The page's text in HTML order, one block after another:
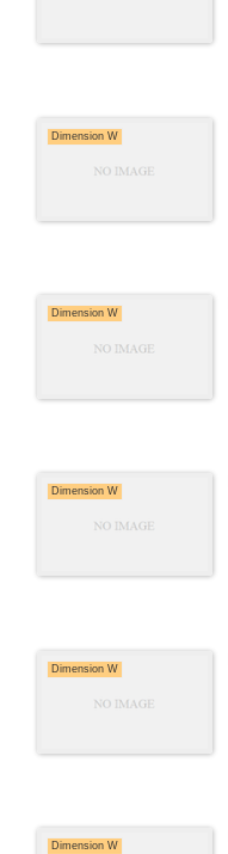
Dimension W
Dimension W
Dimension W
Dimension W
Dimension W